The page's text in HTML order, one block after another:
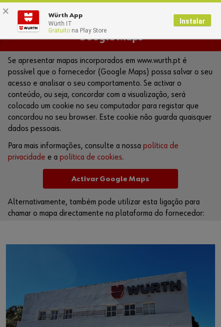
Google Maps
Se apresentar mapas incorporados em www.wurth.pt é
possível que o fornecedor (Google Maps) possa salvar o seu
acesso e analisar o seu comportamento. Se activar o
conteúdo, ou seja, concordar com a visualização, será
colocado um cookie no seu computador para registar que
concordou no seu browser. Este cookie não guarda quaisquer
dados pessoais.
Para mais informações, consulte a nossa política de
privacidade e a política de cookies.
Activar Google Maps
Alternativamente, também pode utilizar esta ligação para
chamar o mapa directamente na plataforma do fornecedor:
× Würth App
Würth IT
Gratuito na Play Store
Instalar